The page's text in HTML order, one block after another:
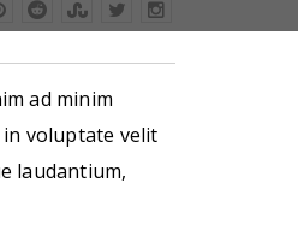
ad minim
voluptate velit
laudantium,